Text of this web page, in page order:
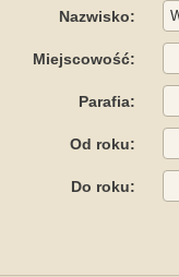
Nazwisko:
Miejscowość:
Parafia:
Od roku:
Do roku: